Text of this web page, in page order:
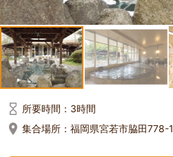
所要時間： 3時間
集合場所： 福岡県宮若市脇田778-1